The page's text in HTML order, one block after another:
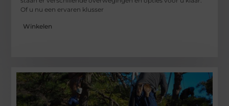
Of u nu een ervaren klusser
Winkelen